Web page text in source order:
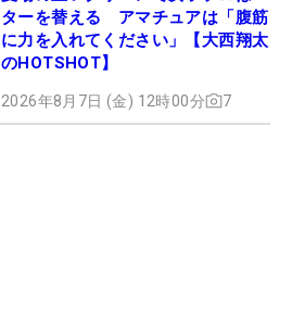
ターを替える アマチュアは「腹筋
に力を入れてください」【大西翔太
のHOTSHOT】
2026年8月7日 (金) 12時00分 7